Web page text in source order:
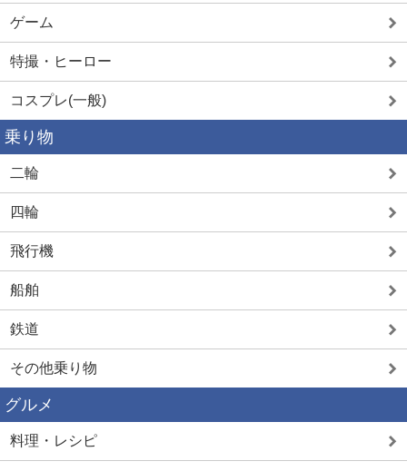
ゲーム
特撮・ヒーロー
コスプレ(一般)
乗り物
二輪
四輪
飛行機
船舶
鉄道
その他乗り物
グルメ
料理・レシピ